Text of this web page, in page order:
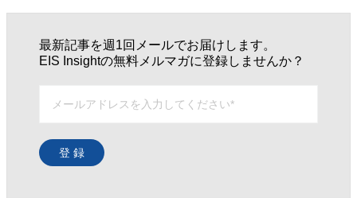
最新記事を週1回メールでお届けします。
EIS Insightの無料メルマガに登録しませんか？
登 録